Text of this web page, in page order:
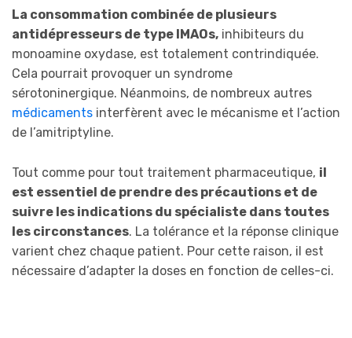
La consommation combinée de plusieurs
antidépresseurs de type IMAOs, inhibiteurs du
monoamine oxydase, est totalement contrindiquée.
Cela pourrait provoquer un syndrome
sérotoninergique. Néanmoins, de nombreux autres
médicaments interfèrent avec le mécanisme et l’action
de l’amitriptyline.
Tout comme pour tout traitement pharmaceutique, il
est essentiel de prendre des précautions et de
suivre les indications du spécialiste dans toutes
les circonstances. La tolérance et la réponse clinique
varient chez chaque patient. Pour cette raison, il est
nécessaire d’adapter la doses en fonction de celles-ci.